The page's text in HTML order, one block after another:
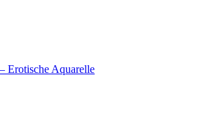
Erotische Aquarelle